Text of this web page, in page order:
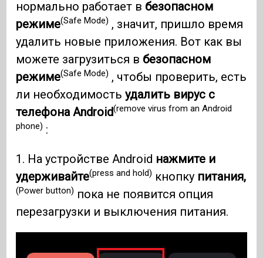
нормально работает в безопасном
режиме(Safe Mode) , значит, пришло время
удалить новые приложения. Вот как вы
можете загрузиться в безопасном
режиме(Safe Mode) , чтобы проверить, есть
ли необходимостьудалить вирус с
телефона Android(remove virus from an Android
phone) :
1. На устройстве Android нажмите и
удерживайте(press and hold) кнопку питания,
(Power button) пока не появится опция
перезагрузки и выключения питания.